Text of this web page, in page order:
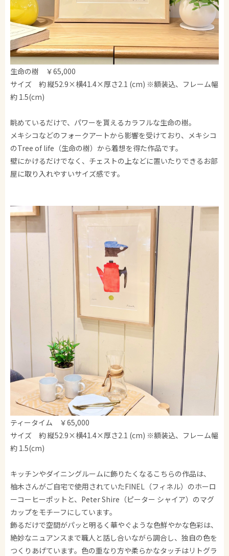
生命の樹 ￥65,000
サイズ 約 縦52.9×横41.4×厚さ2.1 (cm) ※額装込、フレーム幅
約 1.5(cm)
眺めているだけで、パワーを貰えるカラフルな生命の樹。
メキシコなどのフォークアートから影響を受けており、メキシコ
のTree of life（生命の樹）から着想を得た作品です。
壁にかけるだけでなく、チェストの上などに置いたりできるお部
屋に取り入れやすいサイズ感です。
ティータイム ￥65,000
サイズ 約 縦52.9×横41.4×厚さ2.1 (cm) ※額装込、フレーム幅
約 1.5(cm)
キッチンやダイニングルームに飾りたくなるこちらの作品は、
柚木さんがご自宅で使用されていたFINEL（フィネル）のホーロ
ーコーヒーポットと、Peter Shire（ピーター シャイア）のマグ
カップをモチーフにしています。
飾るだけで空間がパッと明るく華やぐような色鮮やかな色彩は、
絶妙なニュアンスまで職人と話し合いながら調合し、独自の色を
つくりあげています。色の重なり方や柔らかなタッチはリトグラ